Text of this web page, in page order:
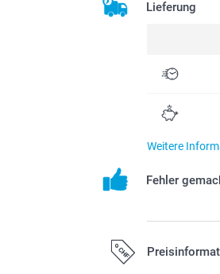
Lieferung
Weitere
Fehler